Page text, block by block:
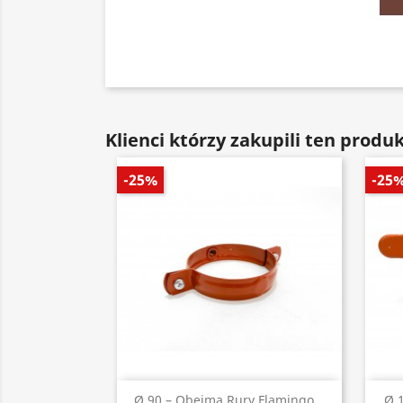
Klienci którzy zakupili ten
-25%
Szybki podgląd
-